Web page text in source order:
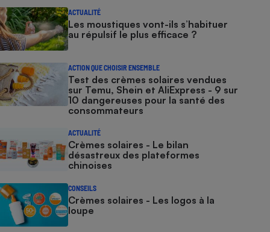
ACTUALITÉ
Les moustiques vont-ils s’habituer
au répulsif le plus efficace ?
ACTION QUE CHOISIR ENSEMBLE
Test des crèmes solaires vendues
sur Temu, Shein et AliExpress - 9 sur
10 dangereuses pour la santé des
consommateurs
ACTUALITÉ
Crèmes solaires - Le bilan
désastreux des plateformes
chinoises
CONSEILS
Crèmes solaires - Les logos à la
loupe